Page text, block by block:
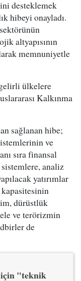
desteklemek
hibeyi onayladı.
altyapısının
memnuniyetle
ülkelere
Kalkınma
sağlanan hibe;
ve
sıra finansal
sistemlere, analiz
yatırımlar
dürüstlük
ve terörizmin
de
"teknik